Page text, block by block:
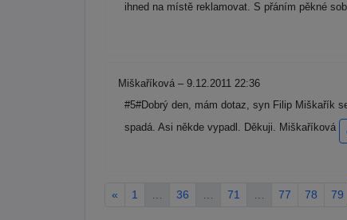
ihned na místě reklamovat. S přáním pěkné
Miškaříková – 9.12.2011 22:36
#5#Dobrý den, mám dotaz, syn Filip Miškařík
spadá. Asi někde vypadl. Děkuji. Miškaříková
« 1 36 71 77 78 79